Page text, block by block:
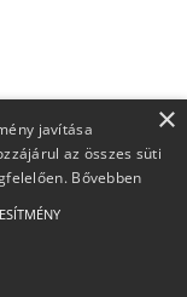
×
javítása
az összes süti
Bővebben